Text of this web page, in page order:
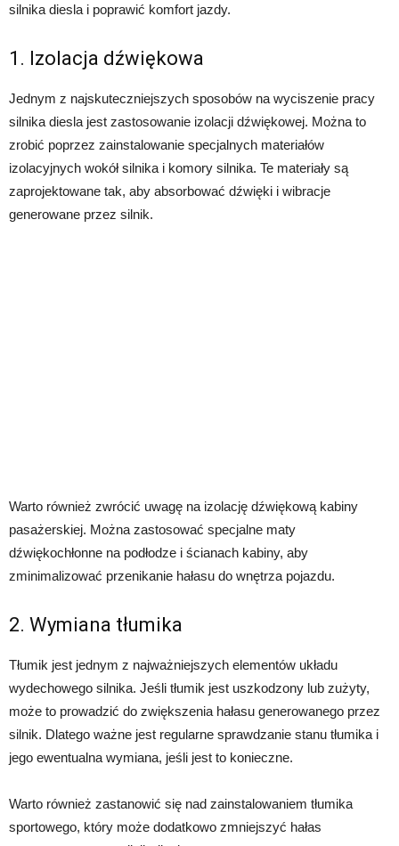
silnika diesla i poprawić komfort jazdy.
1. Izolacja dźwiękowa
Jednym z najskuteczniejszych sposobów na wyciszenie pracy
silnika diesla jest zastosowanie izolacji dźwiękowej. Można to
zrobić poprzez zainstalowanie specjalnych materiałów
izolacyjnych wokół silnika i komory silnika. Te materiały są
zaprojektowane tak, aby absorbować dźwięki i wibracje
generowane przez silnik.
Warto również zwrócić uwagę na izolację dźwiękową kabiny
pasażerskiej. Można zastosować specjalne maty
dźwiękochłonne na podłodze i ścianach kabiny, aby
zminimalizować przenikanie hałasu do wnętrza pojazdu.
2. Wymiana tłumika
Tłumik jest jednym z najważniejszych elementów układu
wydechowego silnika. Jeśli tłumik jest uszkodzony lub zużyty,
może to prowadzić do zwiększenia hałasu generowanego przez
silnik. Dlatego ważne jest regularne sprawdzanie stanu tłumika i
jego ewentualna wymiana, jeśli jest to konieczne.
Warto również zastanowić się nad zainstalowaniem tłumika
sportowego, który może dodatkowo zmniejszyć hałas